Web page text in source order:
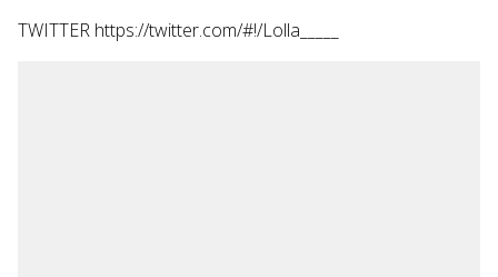
TWITTER https://twitter.com/#!/Lolla_____